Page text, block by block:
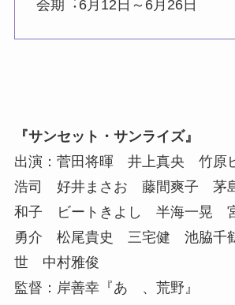
会期︓6⽉12⽇～6⽉26⽇
『サンセット・サンライズ』
出演：菅田将暉 井上真央 竹原
浩司 好井まさお 藤間爽子 茅
和子 ビートきよし 半海一晃
勇介 松尾貴史 三宅健 池脇千
世 中村雅俊
監督：岸善幸『あゝ、荒野』